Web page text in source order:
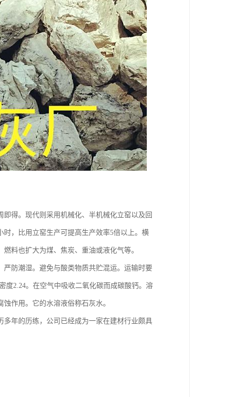
得。现代则采用机械化、半机械化立窑以及回
，比用立窑生产可提高生产效率5倍以上。横
料也扩大为煤、焦炭、重油或液化气等。
防潮湿。避免与酸类物质共贮混运。运输时要
度2.24。在空气中吸收二氧化碳而成碳酸钙。溶
作用。它的水溶液俗称石灰水。
年的历练，公司已经成为一家在建材行业颇具